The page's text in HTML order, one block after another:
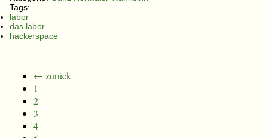
Tags:
labor
das labor
hackerspace
← zurück
1
2
3
4